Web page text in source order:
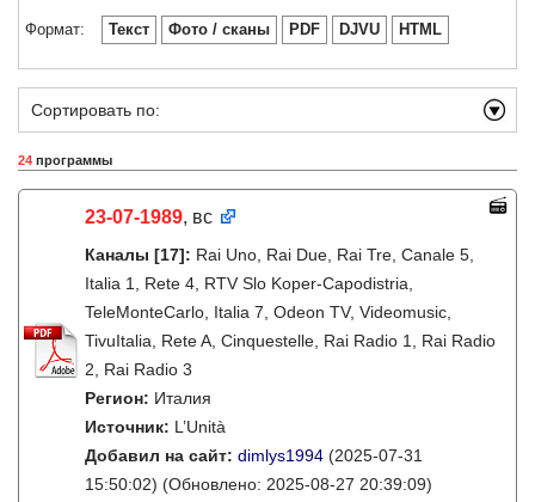
Формат: Текст Фото / сканы PDF DJVU HTML
Сортировать по:
24 программы
23-07-1989, вс
Каналы [17]: Rai Uno, Rai Due, Rai Tre, Canale 5,
Italia 1, Rete 4, RTV Slo Koper-Capodistria,
TeleMonteCarlo, Italia 7, Odeon TV, Videomusic,
TivuItalia, Rete A, Cinquestelle, Rai Radio 1, Rai Radio
2, Rai Radio 3
Регион: Италия
Источник: L’Unità
Добавил на сайт: dimlys1994 (2025-07-31
15:50:02) (Обновлено: 2025-08-27 20:39:09)